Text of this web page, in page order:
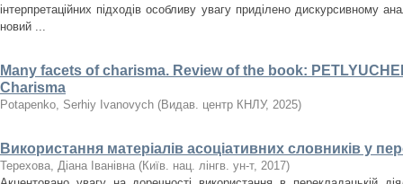
інтерпретаційних підходів особливу увагу приділено дискурсивному
новий ...
Many facets of charisma. Review of the book:
Charisma
Potapenko, Serhiy Ivanovych (Видав. центр КНЛУ, 2025)
Використання матеріалів асоціативних словників у
Терехова, Діана Іванівна (Київ. нац. лінгв. ун-т, 2017)